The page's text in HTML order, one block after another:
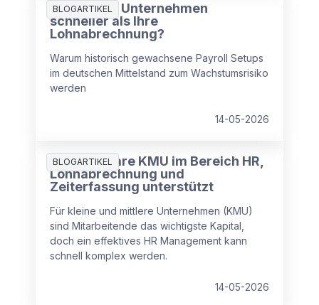
BLOGARTIKEL
Wächst Ihr Unternehmen
schneller als Ihre
Lohnabrechnung?
Warum historisch gewachsene Payroll Setups
im deutschen Mittelstand zum Wachstumsrisiko
werden
14-05-2026
BLOGARTIKEL
Wie Software KMU im Bereich HR,
Lohnabrechnung und
Zeiterfassung unterstützt
Für kleine und mittlere Unternehmen (KMU)
sind Mitarbeitende das wichtigste Kapital,
doch ein effektives HR Management kann
schnell komplex werden.
14-05-2026